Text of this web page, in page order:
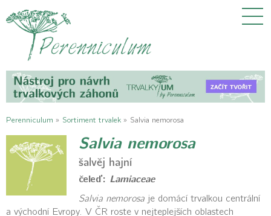
Perenniculum » Sortiment trvalek » Salvia nemorosa
Salvia nemorosa
šalvěj hajní
čeleď: Lamiaceae
Salvia nemorosa je domácí trvalkou centrální
a východní Evropy. V ČR roste v nejteplejších oblastech